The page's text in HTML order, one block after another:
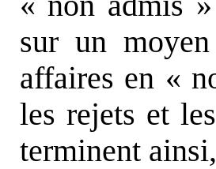
sur un
affaires en «
les rejets et
terminent